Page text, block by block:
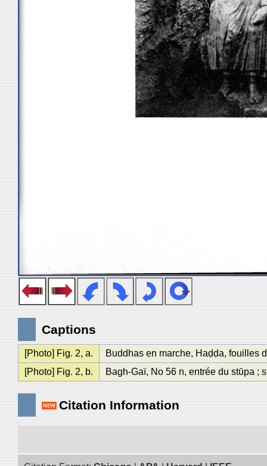
Captions
[Photo] Fig. 2, a.
Buddhas en marche, Haḍḍa, fouilles
[Photo] Fig. 2, b.
Bagh-Gaï, No 56 n, entrée du stūpa ;
Citation Information